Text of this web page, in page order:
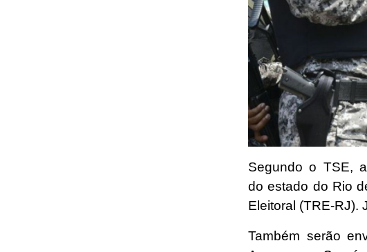
Segundo o TSE,
doestado do Rio
Eleitoral (TRE-RJ).
Também serão